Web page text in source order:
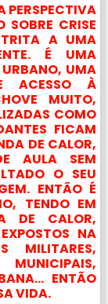
PERSPECTIVA
SOBRE CRISE
A UMA
É UMA
URBANO, UMA
ACESSO À
MUITO,
COMO
FICAM
DE CALOR,
AULA SEM
O SEU
ENTÃO É
TENDO EM
DE CALOR,
NA
MILITARES,
ENTÃO
VIDA.